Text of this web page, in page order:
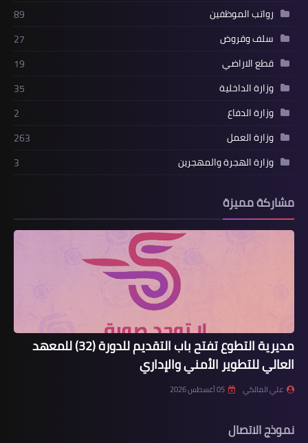
رواتب الموظفين
89
سلف وقروض
27
قطع الاراضي
19
وزارة الداخلية
35
وزارة الدفاع
2
وزارة العمل
263
وزارة الهجرة والمهجرين
3
مشاركة مميزة
مديرية التطوع تفتح باب التقديم للدورة (32) للمعهد
العالي للتطوير الأمني والإداري
علي المالكي 05 أغسطس 2026
نموذج الاتصال